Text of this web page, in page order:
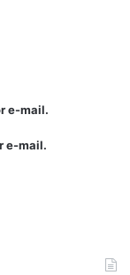
e-mail.
e-mail.